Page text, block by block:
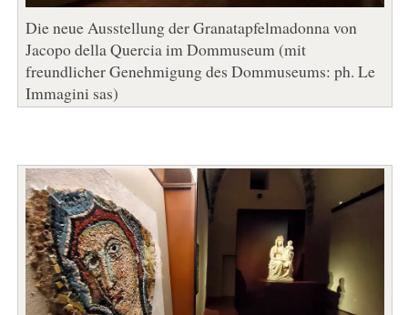
Die neue Ausstellung der Granatapfelmadonna von
Jacopo della Quercia im Dommuseum (mit
freundlicher Genehmigung des Dommuseums: ph. Le
Immagini sas)